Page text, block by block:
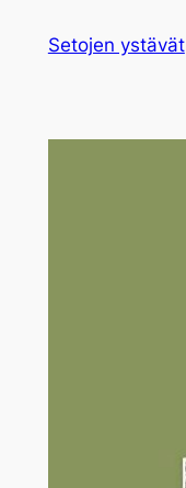
sisältöön
Setojen ystävät